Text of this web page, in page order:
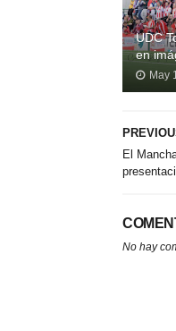
UDC
en
May
El
No hay